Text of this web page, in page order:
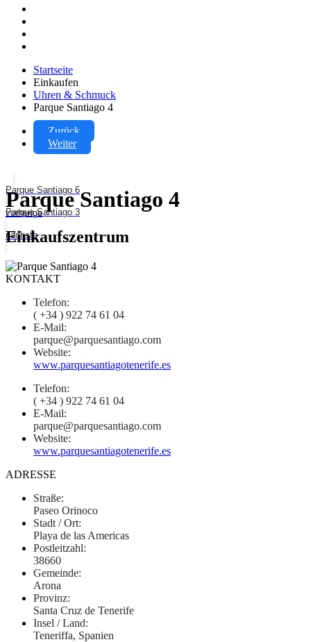
Startseite
Einkaufen
Uhren & Schmuck
Parque Santiago 4
Zurück
Weiter
Parque Santiago 6
vorherige
Parque Santiago 3
nächste
Parque Santiago 4
Einkaufszentrum
KONTAKT
Telefon:
( +34 ) 922 74 61 04
E-Mail:
parque@parquesantiago.com
Website:
www.parquesantiagotenerife.es
Telefon:
( +34 ) 922 74 61 04
E-Mail:
parque@parquesantiago.com
Website:
www.parquesantiagotenerife.es
ADRESSE
Straße:
Paseo Orinoco
Stadt / Ort:
Playa de las Americas
Postleitzahl:
38660
Gemeinde:
Arona
Provinz:
Santa Cruz de Tenerife
Insel / Land:
Teneriffa, Spanien